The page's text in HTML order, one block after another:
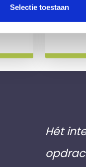
Selectie toestaan
Hét